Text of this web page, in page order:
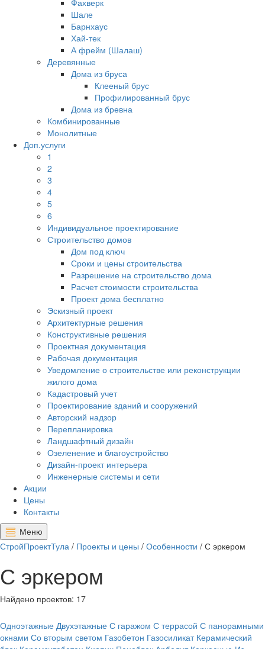
Шале
Барнхаус
Хай-тек
А фрейм (Шалаш)
Деревянные
Дома из бруса
Клееный брус
Профилированный брус
Дома из бревна
Комбинированные
Монолитные
Доп.услуги
1
2
3
4
5
6
Индивидуальное проектирование
Строительство домов
Дом под ключ
Сроки и цены строительства
Разрешение на строительство дома
Расчет стоимости строительства
Проект дома бесплатно
Эскизный проект
Архитектурные решения
Конструктивные решения
Проектная документация
Рабочая документация
Уведомление о строительстве или реконструкции
жилого дома
Кадастровый учет
Проектирование зданий и сооружений
Авторский надзор
Перепланировка
Ландшафтный дизайн
Озеленение и благоустройство
Дизайн-проект интерьера
Инженерные системы и сети
Акции
Цены
Контакты
Меню
СтройПроектТула / Проекты и цены / Особенности / С эркером
С эркером
Найдено проектов: 17
Одноэтажные Двухэтажные С гаражом С террасой С панорамными
окнами Со вторым светом Газобетон Газосиликат Керамический